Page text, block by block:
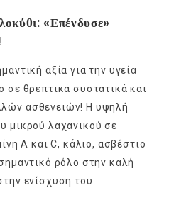
«Επένδυσε»
αξία για την υγεία
σε θρεπτικά συστατικά και
ασθενειών! Η υψηλή
μικρού λαχανικού σε
Α και C, κάλιο, ασβέστιο
ρόλο στην καλή
ενίσχυση του